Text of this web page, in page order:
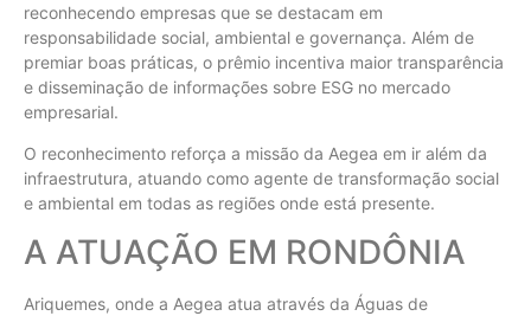
reconhecendo empresas que se destacam em
responsabilidade social, ambiental e governança. Além de
premiar boas práticas, o prêmio incentiva maior transparência
e disseminação de informações sobre ESG no mercado
empresarial.
O reconhecimento reforça a missão da Aegea em ir além da
infraestrutura, atuando como agente de transformação social
e ambiental em todas as regiões onde está presente.
A ATUAÇÃO EM RONDÔNIA
Ariquemes, onde a Aegea atua através da Águas de